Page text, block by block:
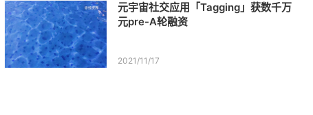
元宇宙社交应用「Tagging」获数千万
元pre-A轮融资
2021/11/17